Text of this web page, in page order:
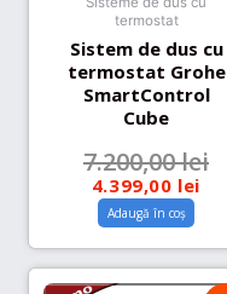
termostat
Sistem de dus cu
termostat Grohe
SmartControl
Cube
7.200,00lei
4.399,00 lei
Adaugă în coș